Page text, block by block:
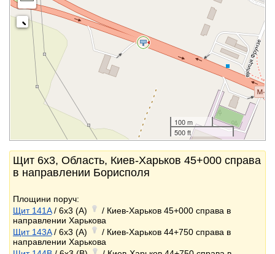
100 m
500 ft
Щит 6x3, Область, Киев-Харьков 45+000 справа
в направлении Борисполя
Площини поруч:
Щит 141A/ 6x3 (A)
/ Киев-Харьков 45+000 справа в
направлении Харькова
Щит 143A/ 6x3 (A)
/ Киев-Харьков 44+750 справа в
направлении Харькова